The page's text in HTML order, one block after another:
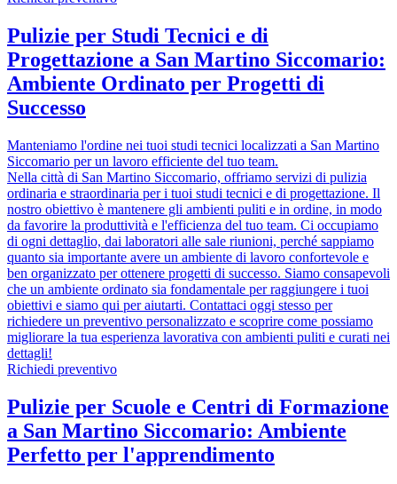
Pulizie per Studi Tecnici e di
Progettazione a San Martino Siccomario:
Ambiente Ordinato per Progetti di
Successo
Manteniamo l'ordine nei tuoi studi tecnici localizzati a San Martino
Siccomario per un lavoro efficiente del tuo team.
Nella città di San Martino Siccomario, offriamo servizi di pulizia
ordinaria e straordinaria per i tuoi studi tecnici e di progettazione. Il
nostro obiettivo è mantenere gli ambienti puliti e in ordine, in modo
da favorire la produttività e l'efficienza del tuo team. Ci occupiamo
di ogni dettaglio, dai laboratori alle sale riunioni, perché sappiamo
quanto sia importante avere un ambiente di lavoro confortevole e
ben organizzato per ottenere progetti di successo. Siamo consapevoli
che un ambiente ordinato sia fondamentale per raggiungere i tuoi
obiettivi e siamo qui per aiutarti. Contattaci oggi stesso per
richiedere un preventivo personalizzato e scoprire come possiamo
migliorare la tua esperienza lavorativa con ambienti puliti e curati nei
dettagli!
Richiedi preventivo
Pulizie per Scuole e Centri di Formazione
a San Martino Siccomario: Ambiente
Perfetto per l'apprendimento